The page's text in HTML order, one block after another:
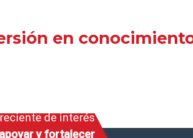
en
de interés
apoyar y fortalecer